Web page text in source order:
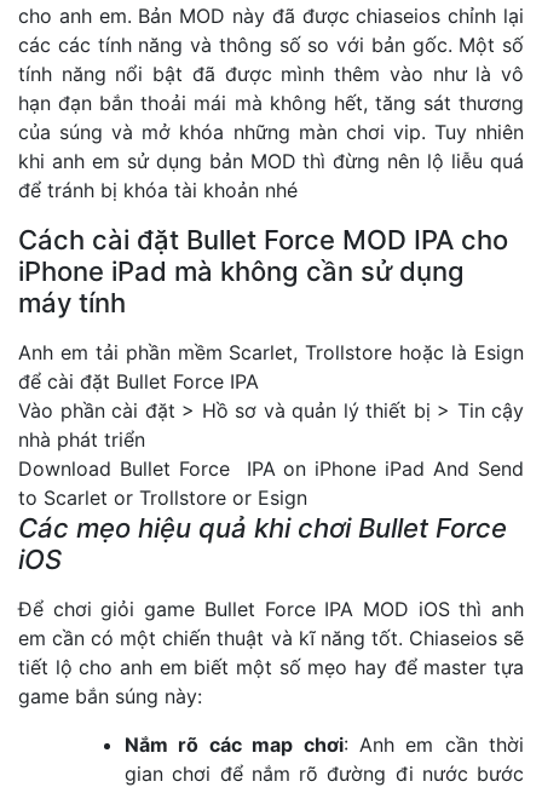
cho anh em. Bản MOD này đã được chiaseios chỉnh lại
các các tính năng và thông số so với bản gốc. Một số
tính năng nổi bật đã được mình thêm vào như là vô
hạn đạn bắn thoải mái mà không hết, tăng sát thương
của súng và mở khóa những màn chơi vip. Tuy nhiên
khi anh em sử dụng bản MOD thì đừng nên lộ liễu quá
để tránh bị khóa tài khoản nhé
Cách cài đặt Bullet Force MOD IPA cho
iPhone iPad mà không cần sử dụng
máy tính
Anh em tải phần mềm Scarlet, Trollstore hoặc là Esign
để cài đặt Bullet Force IPA
Vào phần cài đặt > Hồ sơ và quản lý thiết bị > Tin cậy
nhà phát triển
Download Bullet Force IPA on iPhone iPad And Send
to Scarlet or Trollstore or Esign
Các mẹo hiệu quả khi chơi Bullet Force
iOS
Để chơi giỏi game Bullet Force IPA MOD iOS thì anh
em cần có một chiến thuật và kĩ năng tốt. Chiaseios sẽ
tiết lộ cho anh em biết một số mẹo hay để master tựa
game bắn súng này:
Nắm rõ các map chơi: Anh em cần thời
gian chơi để nắm rõ đường đi nước bước